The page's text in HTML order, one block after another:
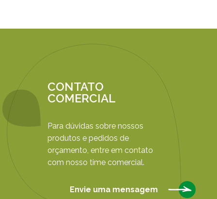
CONTATO
COMERCIAL
Para dúvidas sobre nossos
produtos e pedidos de
orçamento, entre em contato
com nosso time comercial.
Envie uma mensagem